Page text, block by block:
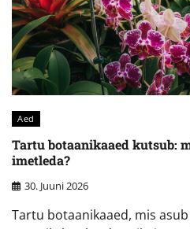
Aed
Tartu botaanikaaed kutsub:
imetleda?
30. Juuni 2026
Tartu botaanikaaed, mis